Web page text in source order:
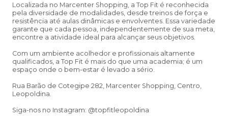
Localizada no Marcenter Shopping, a Top Fit é reconhecida
pela diversidade de modalidades, desde treinos de força e
resistência até aulas dinâmicas e envolventes. Essa variedade
garante que cada pessoa, independentemente de sua meta,
encontre a atividade ideal para alcançar seus objetivos.
Com um ambiente acolhedor e profissionais altamente
qualificados, a Top Fit é mais do que uma academia; é um
espaço onde o bem-estar é levado a sério.
Rua Barão de Cotegipe 282, Marcenter Shopping, Centro,
Leopoldina.
Siga-nos no Instagram: @topfitleopoldina